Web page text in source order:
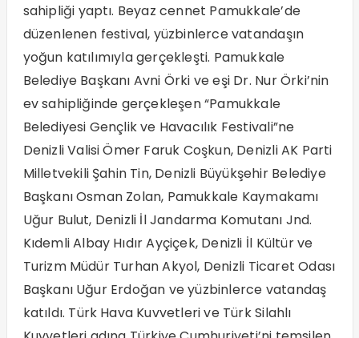
sahipliği yaptı. Beyaz cennet Pamukkale’de
düzenlenen festival, yüzbinlerce vatandaşın
yoğun katılımıyla gerçekleşti. Pamukkale
Belediye Başkanı Avni Örki ve eşi Dr. Nur Örki’nin
ev sahipliğinde gerçekleşen “Pamukkale
Belediyesi Gençlik ve Havacılık Festivali”ne
Denizli Valisi Ömer Faruk Coşkun, Denizli AK Parti
Milletvekili Şahin Tin, Denizli Büyükşehir Belediye
Başkanı Osman Zolan, Pamukkale Kaymakamı
Uğur Bulut, Denizli İl Jandarma Komutanı Jnd.
Kıdemli Albay Hıdır Ayçiçek, Denizli İl Kültür ve
Turizm Müdür Turhan Akyol, Denizli Ticaret Odası
Başkanı Uğur Erdoğan ve yüzbinlerce vatandaş
katıldı. Türk Hava Kuvvetleri ve Türk Silahlı